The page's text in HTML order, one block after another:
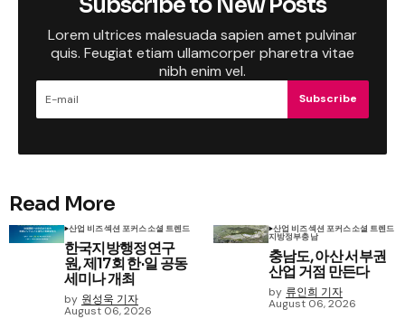
Lorem ultrices malesuada sapien amet pulvinar
quis. Feugiat etiam ullamcorper pharetra vitae
nibh enim vel.
Subscribe
Read More
산업 비즈섹션 포커스소셜 트렌드
한국지방행정연구
원, 제17회 한·일 공동
세미나 개최
by 원성욱 기자
August 06, 2026
산업 비즈섹션 포커스소셜 트렌드
지방정부충남
충남도, 아산 서부권
산업 거점 만든다
by 류인희 기자
August 06, 2026